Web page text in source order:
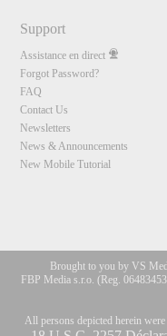
Support
Assistance en direct
Forgot Password?
FAQ
Contact Us
Newsletters
News & Announcements
New Mobile Tutorial
Brought to you by VS
FBP Media s.r.o. (Reg.
All persons depicted herein